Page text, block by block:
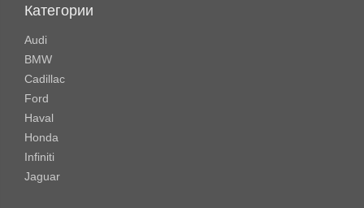
Категории
Audi
BMW
Cadillac
Ford
Haval
Honda
Infiniti
Jaguar